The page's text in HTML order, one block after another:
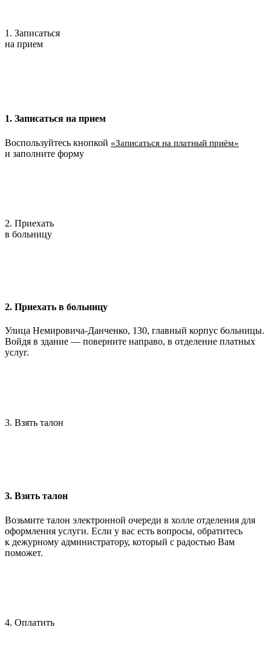
1. Записаться
на прием
1. Записаться на прием
Воспользуйтесь кнопкой «Записаться на платный приём»
и заполните форму
2. Приехать
в больницу
2. Приехать в больницу
Улица Немировича-Данченко, 130, главный корпус больницы.
Войдя в здание — поверните направо, в отделение платных
услуг.
3. Взять талон
3. Взять талон
Возьмите талон электронной очереди в холле отделения для
оформления услуги. Если у вас есть вопросы, обратитесь
к дежурному администратору, который с радостью Вам
поможет.
4. Оплатить